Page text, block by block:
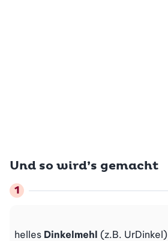
Und so wird’s gemacht
helles Dinkelmehl (z.B. UrDinkel)